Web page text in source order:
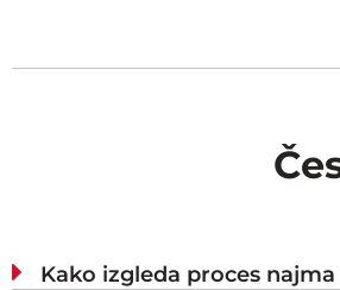
Kako izgleda proces